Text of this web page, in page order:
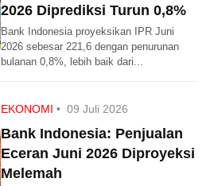
2026 Diprediksi Turun 0,8%
Bank Indonesia proyeksikan IPR Juni
2026 sebesar 221,6 dengan penurunan
bulanan 0,8%, lebih baik dari...
EKONOMI • 09 Juli 2026
Bank Indonesia: Penjualan
Eceran Juni 2026 Diproyeksi
Melemah